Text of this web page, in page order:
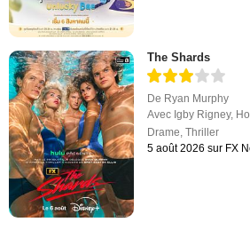
The Shards
De Ryan Murphy
Avec Igby Rigney,
Drame,Thriller
5 août 2026 sur FX